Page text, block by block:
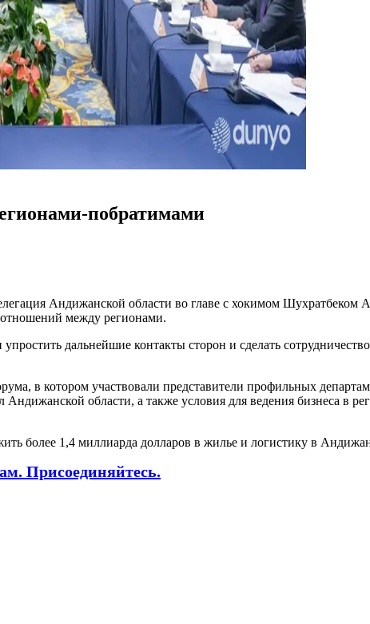
побратимами
Андижанской области во главе с хокимом
между регионами.
дальнейшие контакты сторон и сделать
в котором участвовали представители профильных
области, а также условия для ведения бизнеса в
более 1,4 миллиарда долларов в жилье и логистику в
Присоединяйтесь.